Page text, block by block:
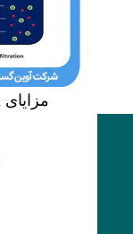
مزایای Microfiltration در تصفیه اب